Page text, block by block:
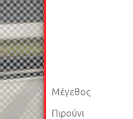
Μέγεθος
Πιρούνι